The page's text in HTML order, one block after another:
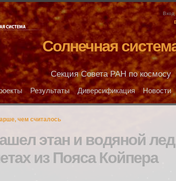
Вход
Солнечная
Секция Совета РАН по космосу
Результаты Диверсификация Новости
чем считалось
этан и водяной лед
из Пояса Койпера